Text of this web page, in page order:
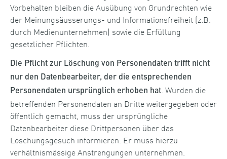
Vorbehalten bleiben die Ausübung von Grundrechten wie
der Meinungsäusserungs- und Informationsfreiheit (z.B.
durch Medienunternehmen) sowie die Erfüllung
gesetzlicher Pflichten.
Die Pflicht zur Löschung von Personendaten trifft nicht
nur den Datenbearbeiter, der die entsprechenden
Personendaten ursprünglich erhoben hat. Wurden die
betreffenden Personendaten an Dritte weitergegeben oder
öffentlich gemacht, muss der ursprüngliche
Datenbearbeiter diese Drittpersonen über das
Löschungsgesuch informieren. Er muss hierzu
verhältnismässige Anstrengungen unternehmen.